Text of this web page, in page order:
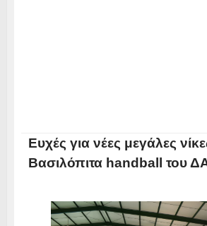
Ευχές για νέες μεγάλες
Βασιλόπιτα handball του